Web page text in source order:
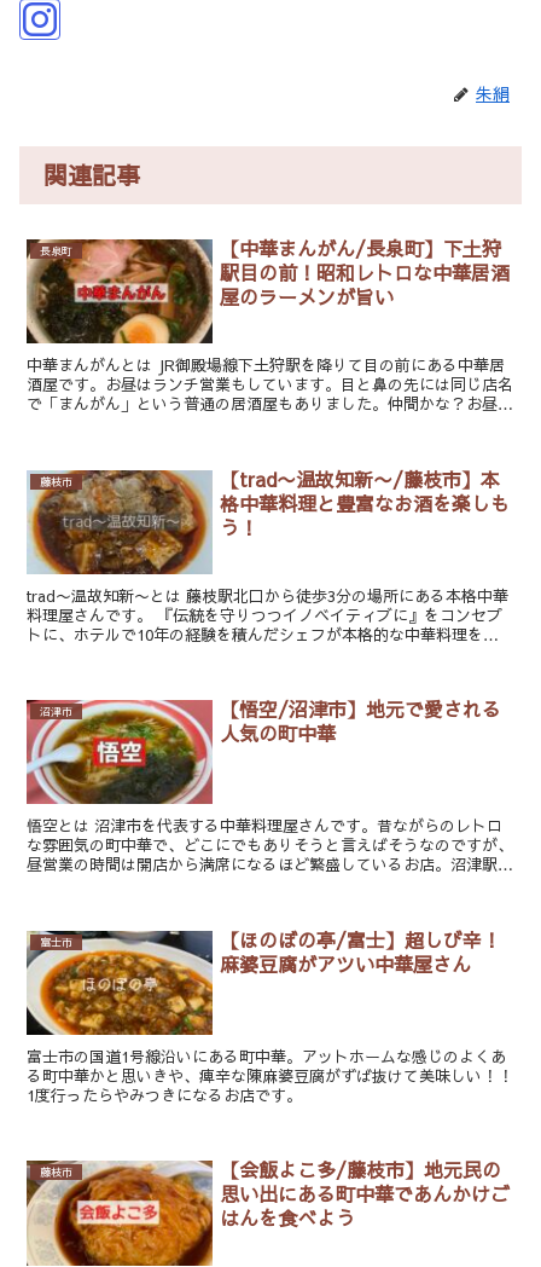
朱絹
関連記事
長泉町
【中華まんがん/長泉町】下土狩
駅目の前！昭和レトロな中華居酒
屋のラーメンが旨い
中華まんがんとは JR御殿場線下土狩駅を降りて目の前にある中華居
酒屋です。お昼はランチ営業もしています。目と鼻の先には同じ店名
で「まんがん」という普通の居酒屋もありました。仲間かな？お昼も
藤枝市
【trad〜温故知新〜/藤枝市】本
格中華料理と豊富なお酒を楽しも
う！
trad〜温故知新〜とは 藤枝駅北口から徒歩3分の場所にある本格中華
料理屋さんです。 『伝統を守りつつイノベイティブに』をコンセプ
トに、ホテルで10年の経験を積んだシェフが本格的な中華料理を振
沼津市
【悟空/沼津市】地元で愛される
人気の町中華
悟空とは 沼津市を代表する中華料理屋さんです。昔ながらのレトロ
な雰囲気の町中華で、どこにでもありそうと言えばそうなのですが、
昼営業の時間は開店から満席になるほど繁盛しているお店。沼津駅か
富士市
【ほのぼの亭/富士】超しび辛！
麻婆豆腐がアツい中華屋さん
富士市の国道1号線沿いにある町中華。アットホームな感じのよくあ
る町中華かと思いきや、痺辛な陳麻婆豆腐がずば抜けて美味しい！！
1度行ったらやみつきになるお店です。
藤枝市
【会飯よこ多/藤枝市】地元民の
思い出にある町中華であんかけご
はんを食べよう